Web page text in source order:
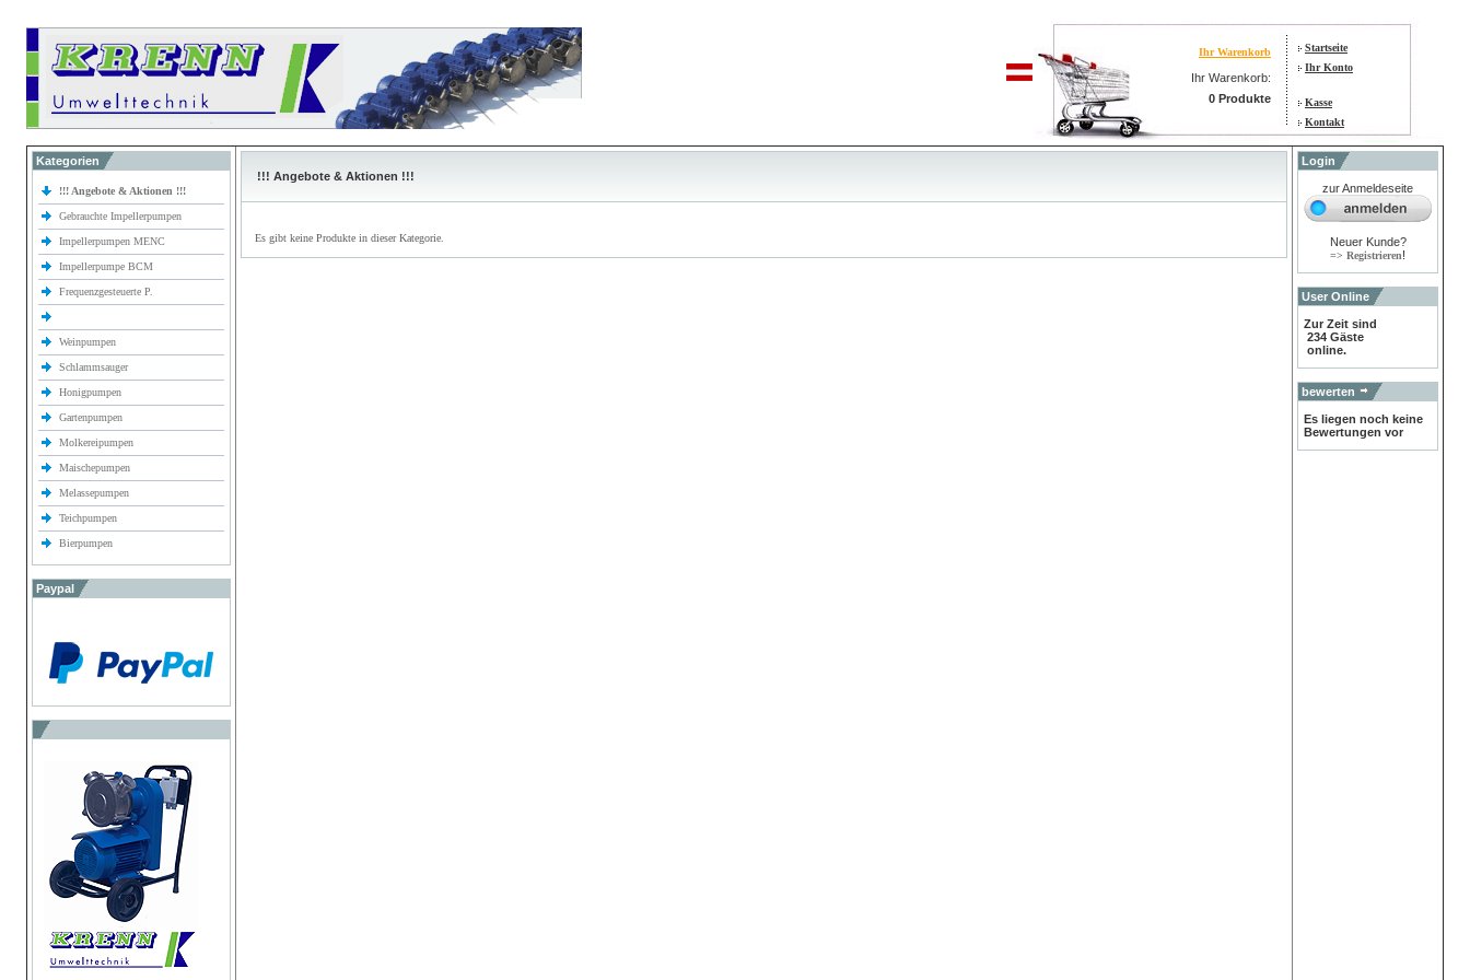
Ihr Warenkorb
Ihr Warenkorb:
0 Produkte
Startseite
Ihr Konto
Kasse
Kontakt
Kategorien
!!! Angebote & Aktionen !!!
Gebrauchte Impellerpumpen
Impellerpumpen MENC
Impellerpumpe BCM
Frequenzgesteuerte P.
Weinpumpen
Schlammsauger
Honigpumpen
Gartenpumpen
Molkereipumpen
Maischepumpen
Melassepumpen
Teichpumpen
Bierpumpen
Paypal
!!! Angebote & Aktionen !!!
Es gibt keine Produkte in dieser Kategorie.
Login
zur Anmeldeseite
Neuer Kunde?
=> Registrieren!
User Online
Zur Zeit sind
234 Gäste
online.
bewerten
Es liegen noch keine
Bewertungen vor